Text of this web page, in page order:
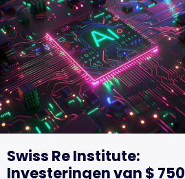
Swiss Re Institute:
Investeringen van $ 750